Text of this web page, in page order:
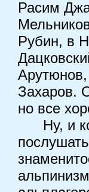
Расим
Рубин, в
Захаров.
но все
Ну, и